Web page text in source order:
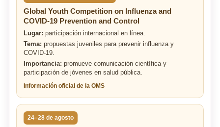
Global Youth Competition on Influenza and
COVID-19 Prevention and Control
Lugar: participación internacional en línea.
Tema: propuestas juveniles para prevenir influenza y
COVID-19.
Importancia: promueve comunicación científica y
participación de jóvenes en salud pública.
Información oficial de la OMS
24–28 de agosto